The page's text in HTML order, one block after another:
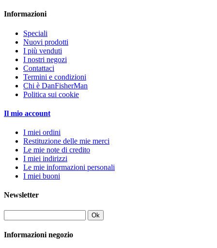
Informazioni
Speciali
Nuovi prodotti
I più venduti
I nostri negozi
Contattaci
Termini e condizioni
Chi è DanFisherMan
Politica sui cookie
Il mio account
I miei ordini
Restituzione delle mie merci
Le mie note di credito
I miei indirizzi
Le mie informazioni personali
I miei buoni
Newsletter
Ok
Informazioni negozio